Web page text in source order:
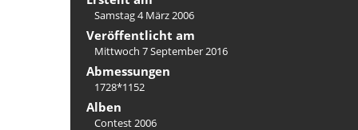
Samstag 4 März 2006
Veröffentlicht am
Mittwoch 7 September 2016
Abmessungen
1728*1152
Alben
Contest 2006